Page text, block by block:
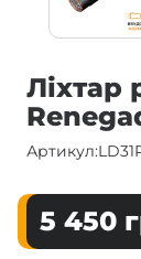
Ліхтар
Артикул:
5 450